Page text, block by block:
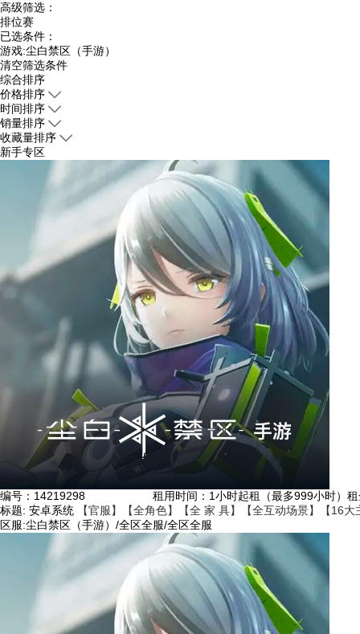
高级筛选：
排位赛
已选条件：
游戏:尘白禁区（手游）
清空筛选条件
综合排序
价格排序
时间排序
销量排序
收藏量排序
新手专区
编号： 14219298 租用时间 ：1小时起租（最多999小时）
标题: 安卓系统
【官服】【全角色】【全 家 具】【全互动场景】【16
区服:尘白禁区（手游）/全区全服/全区全服